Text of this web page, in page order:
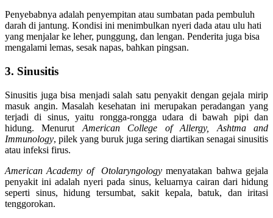
Penyebabnya adalah penyempitan atau sumbatan pada pembuluh
darah di jantung. Kondisi ini menimbulkan nyeri dada atau ulu hati
yang menjalar ke leher, punggung, dan lengan. Penderita juga bisa
mengalami lemas, sesak napas, bahkan pingsan.
3. Sinusitis
Sinusitis juga bisa menjadi salah satu penyakit dengan gejala mirip
masuk angin. Masalah kesehatan ini merupakan peradangan yang
terjadi di sinus, yaitu rongga-rongga udara di bawah pipi dan
hidung. Menurut American College of Allergy, Ashtma and
Immunology, pilek yang buruk juga sering diartikan senagai sinusitis
atau infeksi firus.
American Academy of Otolaryngology menyatakan bahwa gejala
penyakit ini adalah nyeri pada sinus, keluarnya cairan dari hidung
seperti sinus, hidung tersumbat, sakit kepala, batuk, dan iritasi
tenggorokan.